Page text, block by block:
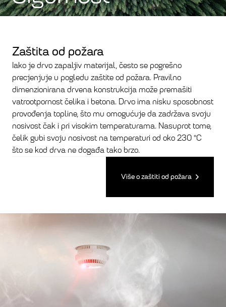
Zaštita od požara
Iako je drvo zapaljiv materijal, često se pogrešno
precjenjuje u pogledu zaštite od požara. Pravilno
dimenzionirana drvena konstrukcija može premašiti
vatrootpornost čelika i betona. Drvo ima nisku sposobnost
provođenja topline, što mu omogućuje da zadržava svoju
nosivost čak i pri visokim temperaturama. Nasuprot tome,
čelik gubi svoju nosivost na temperaturi od oko 230 °C
što se kod drva ne događa tako brzo.
Više o zaštiti od požara